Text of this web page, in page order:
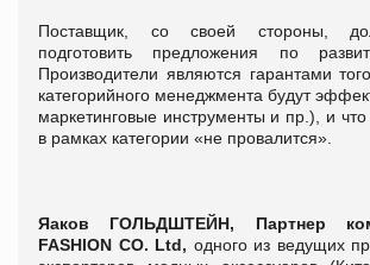
Поставщик, со своей стороны,
подготовить предложения по
Производители являются гарантами
категорийного менеджмента будут
маркетинговые инструменты и пр.), и
в рамках категории «не провалится».
Яаков ГОЛЬДШТЕЙН, Партнер
FASHION CO. Ltd, одного из ведущих